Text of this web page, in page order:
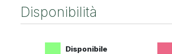
Disponibilità
Disponibile